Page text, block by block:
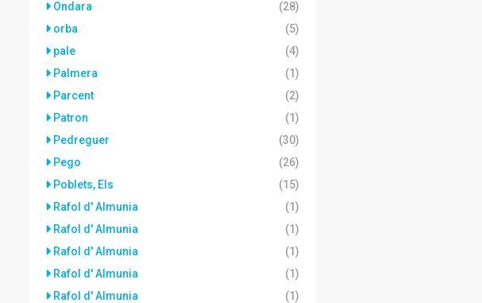
Ondara
(28)
orba
(5)
pale
(4)
Palmera
(1)
Parcent
(2)
Patron
(1)
Pedreguer
(30)
Pego
(26)
Poblets, Els
(15)
Rafol d' Almunia
(1)
Rafol d' Almunia
(1)
Rafol d' Almunia
(1)
Rafol d' Almunia
(1)
Rafol d' Almunia
(1)